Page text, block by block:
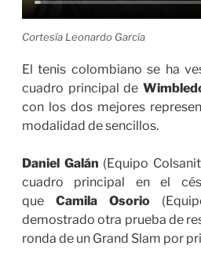
Cortesía Leonardo García
El tenis colombiano se ha
cuadro principal de
con los dos mejores
modalidad de sencillos.
Daniel Galán (Equipo
cuadro principal en el
que Camila Osorio
demostrado otra prueba de
ronda de un Grand Slam por